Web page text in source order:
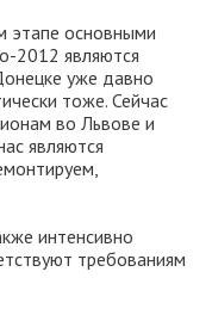
этапе основными
2012 являются
уже давно
тоже. Сейчас
во Львове и
являются
интенсивно
требованиям